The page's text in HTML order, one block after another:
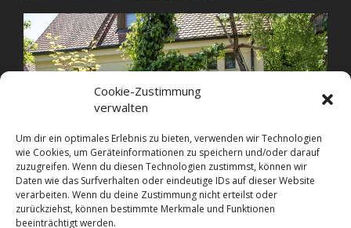
Cookie-Zustimmung
verwalten
Um dir ein optimales Erlebnis zu bieten, verwenden wir Technologien
wie Cookies, um Geräteinformationen zu speichern und/oder darauf
zuzugreifen. Wenn du diesen Technologien zustimmst, können wir
Daten wie das Surfverhalten oder eindeutige IDs auf dieser Website
verarbeiten. Wenn du deine Zustimmung nicht erteilst oder
zurückziehst, können bestimmte Merkmale und Funktionen
beeinträchtigt werden.